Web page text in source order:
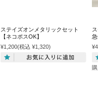
ステイズオンメタリックセット
【ネコポスOK】
¥1,200(税込 ¥1,320)
急